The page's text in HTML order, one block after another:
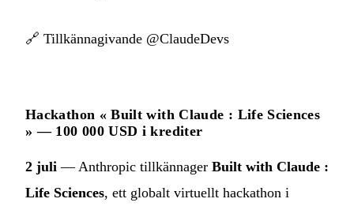
🔗 Tillkännagivande @ClaudeDevs
Hackathon « Built with Claude : Life Sciences
» — 100 000 USD i krediter
2 juli — Anthropic tillkännager Built with Claude :
Life Sciences, ett globalt virtuellt hackathon i